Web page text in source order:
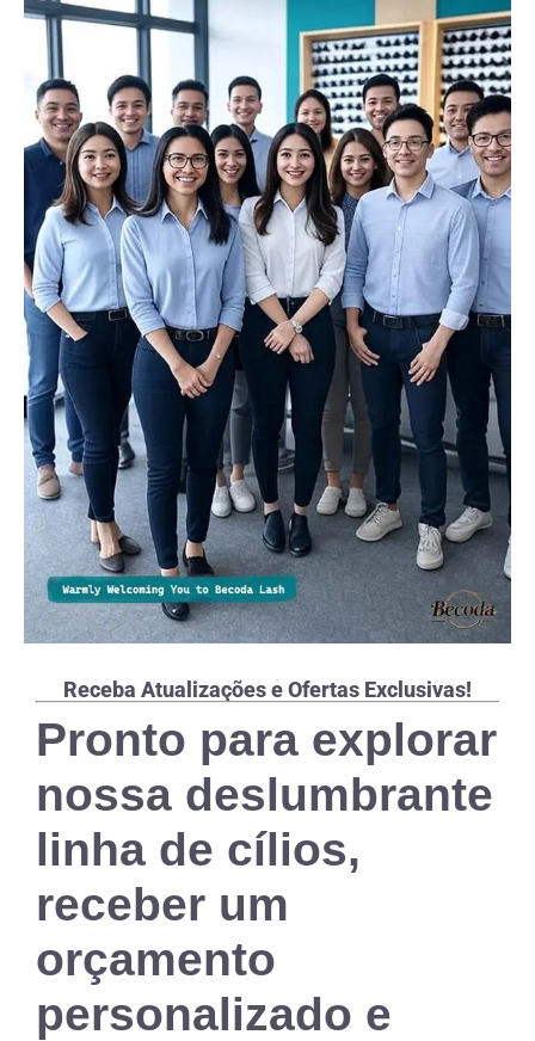
Receba Atualizações e Ofertas Exclusivas!
Pronto para explorar
nossa deslumbrante
linha de cílios,
receber um
orçamento
personalizado e